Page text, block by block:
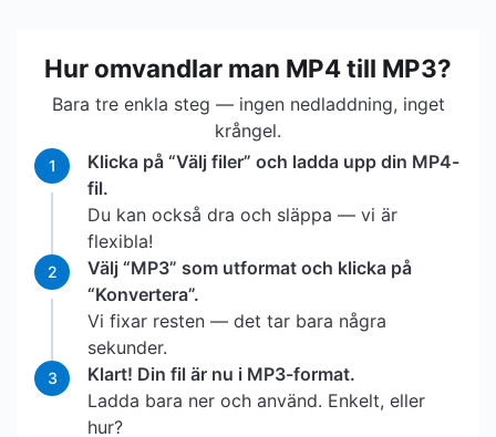
Hur omvandlar man MP4 till MP3?
Bara tre enkla steg — ingen nedladdning, inget
krångel.
1
Klicka på “Välj filer” och ladda upp din MP4-
fil.
Du kan också dra och släppa — vi är
flexibla!
2
Välj “MP3” som utformat och klicka på
“Konvertera”.
Vi fixar resten — det tar bara några
sekunder.
3
Klart! Din fil är nu i MP3-format.
Ladda bara ner och använd. Enkelt, eller
hur?